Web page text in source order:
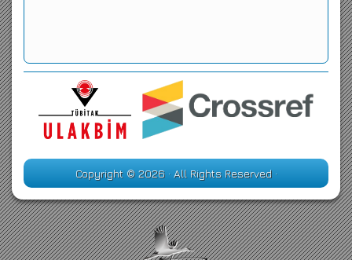
Copyright © 2026 · All Rights Reserved ·